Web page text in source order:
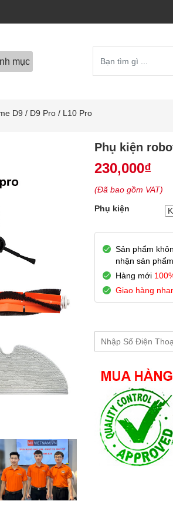
mục
D9 / D9 Pro / L10 Pro
Phụ kiện
230,000₫
(Đã bao gồm VAT)
Phụ kiện
Sản phẩm
nhận sản phẩm.
Hàng mới
Giao hàng